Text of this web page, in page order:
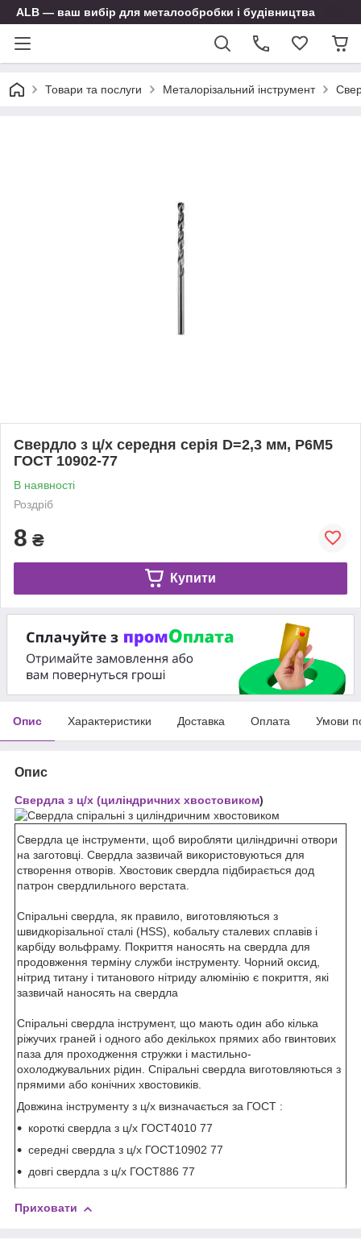
ALB — ваш вибір для металообробки і будівництва
Товари та послуги Металорізальний інструмент
Свердло з ц/х середня серія D=2,3 мм, Р6М5
ГОСТ 10902-77
В наявності
Роздріб
8 ₴
Купити
Опис Характеристики Доставка Оплата Умови
Опис
Свердла з ц/х (циліндричних хвостовиком)
Свердла це інструменти, щоб виробляти циліндричні отвори
на заготовці. Свердла зазвичай використовуються для
створення отворів. Хвостовик свердла підбирається дод
патрон свердлильного верстата.
Спіральні свердла, як правило, виготовляються з
швидкорізальної сталі (HSS), кобальту сталевих сплавів і
карбіду вольфраму. Покриття наносять на свердла для
продовження терміну служби інструменту. Чорний оксид,
нітрид титану і титанового нітриду алюмінію є покриття, які
зазвичай наносять на свердла
Спіральні свердла інструмент, що мають один або кілька
ріжучих граней і одного або декількох прямих або гвинтових
паза для проходження стружки і мастильно-
охолоджувальних рідин. Спіральні свердла виготовляються з
прямими або конічних хвостовиків.
Довжина інструменту з ц/х визначається за ГОСТ :
короткі свердла з ц/х ГОСТ4010 77
середні свердла з ц/х ГОСТ10902 77
довгі свердла з ц/х ГОСТ886 77
Приховати